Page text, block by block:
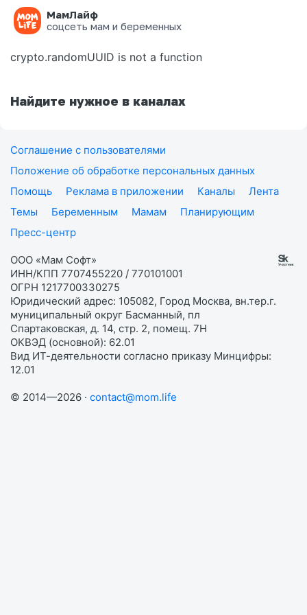
МамЛайф
соцсеть мам и беременных
Ошибка на странице
crypto.randomUUID is not a function
Найдите нужное в каналах
Соглашение с пользователями
Положение об обработке персональных данных
Помощь
Реклама в приложении Каналы
Лента
Темы
Беременным Мамам
Планирующим
Пресс-центр
ООО «Мам Софт»
ИНН/КПП 7707455220 / 770101001
ОГРН 1217700330275
Юридический адрес: 105082, Город Москва, вн.тер.г.
муниципальный округ Басманный, пл
Спартаковская, д. 14, стр. 2, помещ. 7Н
ОКВЭД (основной): 62.01
Вид ИТ-деятельности согласно приказу Минцифры:
12.01
© 2014—2026 · contact@mom.life